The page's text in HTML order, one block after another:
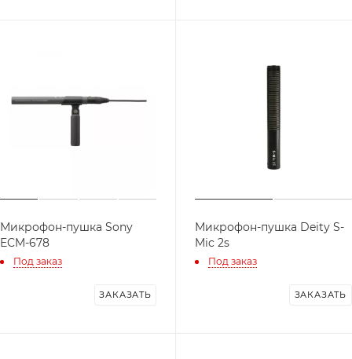
Микрофон-пушка Sony
ECM-678
Под заказ
ЗАКАЗАТЬ
Микрофон-пушка Deity S-
Mic 2s
Под заказ
ЗАКАЗАТЬ